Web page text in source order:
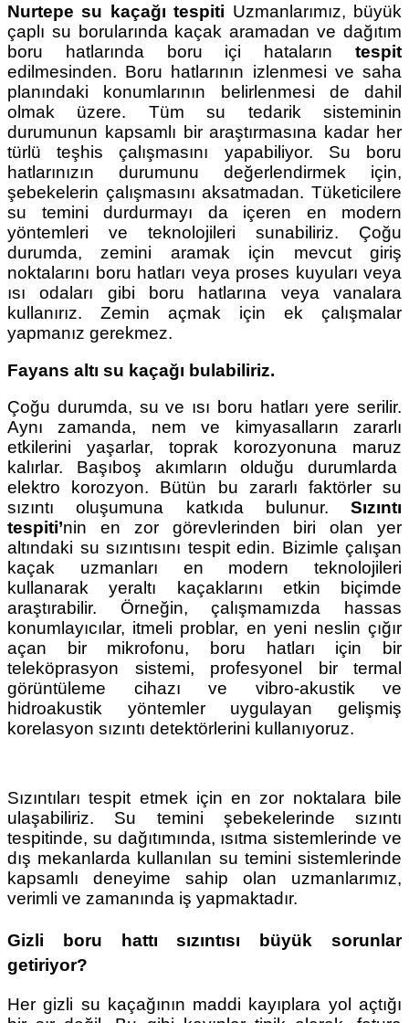
Nurtepe su kaçağı tespiti Uzmanlarımız, büyük
çaplı su borularında kaçak aramadan ve dağıtım
boru hatlarında boru içi hataların tespit
edilmesinden. Boru hatlarının izlenmesi ve saha
planındaki konumlarının belirlenmesi de dahil
olmak üzere. Tüm su tedarik sisteminin
durumunun kapsamlı bir araştırmasına kadar her
türlü teşhis çalışmasını yapabiliyor. Su boru
hatlarınızın durumunu değerlendirmek için,
şebekelerin çalışmasını aksatmadan. Tüketicilere
su temini durdurmayı da içeren en modern
yöntemleri ve teknolojileri sunabiliriz. Çoğu
durumda, zemini aramak için mevcut giriş
noktalarını boru hatları veya proses kuyuları veya
ısı odaları gibi boru hatlarına veya vanalara
kullanırız. Zemin açmak için ek çalışmalar
yapmanız gerekmez.
Fayans altı su kaçağı bulabiliriz.
Çoğu durumda, su ve ısı boru hatları yere serilir.
Aynı zamanda, nem ve kimyasalların zararlı
etkilerini yaşarlar, toprak korozyonuna maruz
kalırlar. Başıboş akımların olduğu durumlarda
elektro korozyon. Bütün bu zararlı faktörler su
sızıntı oluşumuna katkıda bulunur. Sızıntı
tespiti’nin en zor görevlerinden biri olan yer
altındaki su sızıntısını tespit edin. Bizimle çalışan
kaçak uzmanları en modern teknolojileri
kullanarak yeraltı kaçaklarını etkin biçimde
araştırabilir. Örneğin, çalışmamızda hassas
konumlayıcılar, itmeli problar, en yeni neslin çığır
açan bir mikrofonu, boru hatları için bir
teleköprasyon sistemi, profesyonel bir termal
görüntüleme cihazı ve vibro-akustik ve
hidroakustik yöntemler uygulayan gelişmiş
korelasyon sızıntı detektörlerini kullanıyoruz.
Sızıntıları tespit etmek için en zor noktalara bile
ulaşabiliriz. Su temini şebekelerinde sızıntı
tespitinde, su dağıtımında, ısıtma sistemlerinde ve
dış mekanlarda kullanılan su temini sistemlerinde
kapsamlı deneyime sahip olan uzmanlarımız,
verimli ve zamanında iş yapmaktadır.
Gizli boru hattı sızıntısı büyük sorunlar
getiriyor?
Her gizli su kaçağının maddi kayıplara yol açtığı